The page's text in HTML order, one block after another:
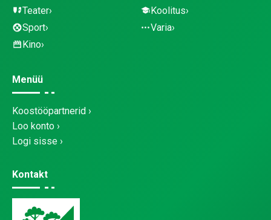
Teater
Sport
Kino
Koolitus
Varia
Menüü
Koostööpartnerid
Loo konto
Logi sisse
Kontakt